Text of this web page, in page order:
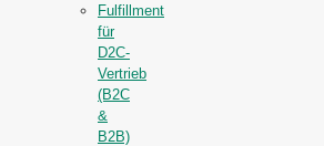
Fulfillment
für
D2C-
Vertrieb
(B2C
&
B2B)